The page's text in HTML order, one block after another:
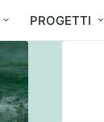
PROGETTI